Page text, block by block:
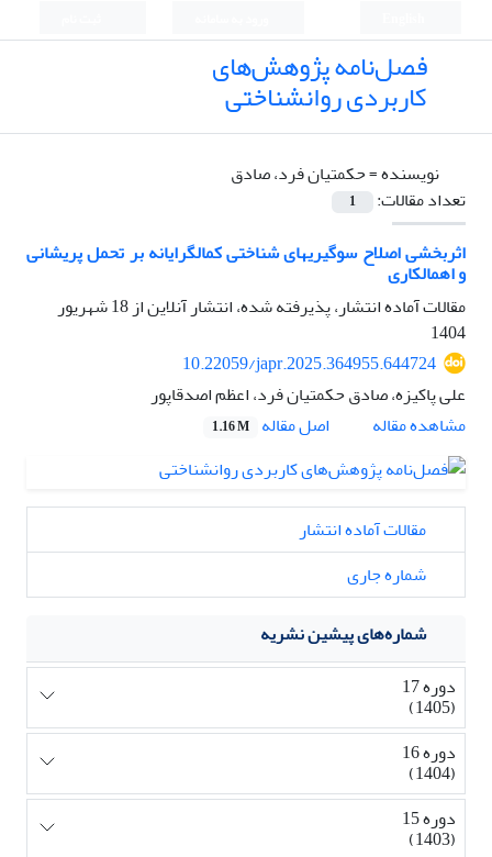
فصل‌نامه پژوهش‌های
کاربردی روانشناختی
نویسنده =حکمتیان فرد، صادق
تعداد مقالات:
1
اثربخشی اصلاح سوگیریهای شناختی کمالگرایانه بر تحمل پریشانی
و اهمالکاری
مقالات آماده انتشار، پذیرفته شده، انتشار آنلاین از
18 شهریور
1404
10.22059/japr.2025.364955.644724
علی پاکیزه، صادق حکمتیان فرد، اعظم اصدقاپور
مشاهده مقاله
اصل مقاله 1.16 M
مقالات آماده انتشار
شماره جاری
شماره‌های پیشین نشریه
دوره 17
(1405)
دوره 16
(1404)
دوره 15
(1403)